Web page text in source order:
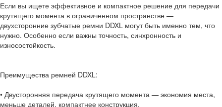
Если вы ищете эффективное и компактное решение для передачи
крутящего момента в ограниченном пространстве —
двухсторонние зубчатые ремни DDXL могут быть именно тем, что
нужно. Особенно если важны точность, синхронность и
износостойкость.
Преимущества ремней DDXL:
• Двусторонняя передача крутящего момента — экономия места,
меньше деталей, компактнее конструкция.